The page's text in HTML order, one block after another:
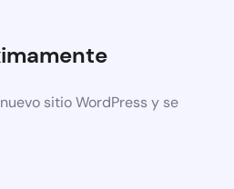
sitio WordPress y se